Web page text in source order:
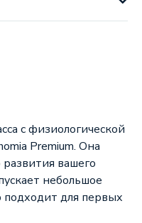
с физиологической
Premium. Она
развития вашего
небольшое
подходит для первых